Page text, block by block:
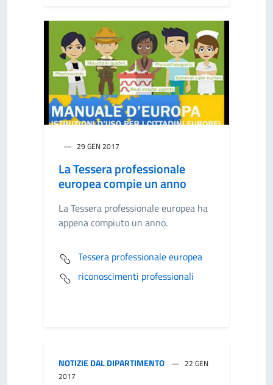
29 GEN 2017
La Tessera professionale
europea compie un anno
La Tessera professionale europea ha
appena compiuto un anno.
Tessera professionale europea
riconoscimenti professionali
NOTIZIE DAL DIPARTIMENTO
22 GEN
2017